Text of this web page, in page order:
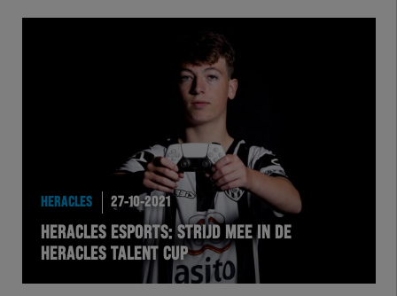
EXCHER
HERACLES 27-10-2021
HERACLES ESPORTS: STRIJD MEE IN DE
HERACLES TALENT CUP